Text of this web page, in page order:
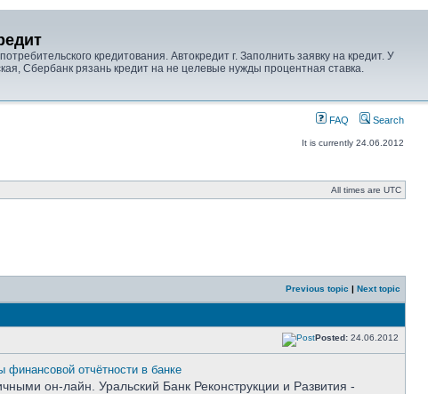
кредитования. Автокредит г. Заполнить заявку на кредит. У
Сбербанк рязань кредит на не целевые нужды процентная ставка.
FAQ Search
It is currently 24.06.2012
All times are UTC
Previous topic | Next topic
Posted: 24.06.2012
отчётности в банке
он-лайн. Уральский Банк Реконструкции и Развития -